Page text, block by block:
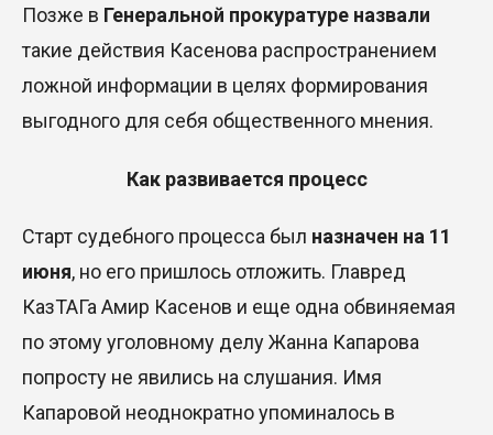
Позже в Генеральной прокуратуре назвали
такие действия Касенова распространением
ложной информации в целях формирования
выгодного для себя общественного мнения.
Как развивается процесс
Старт судебного процесса был назначен на 11
июня, но его пришлось отложить. Главред
КазТАГа Амир Касенов и еще одна обвиняемая
по этому уголовному делу Жанна Капарова
попросту не явились на слушания. Имя
Капаровой неоднократно упоминалось в